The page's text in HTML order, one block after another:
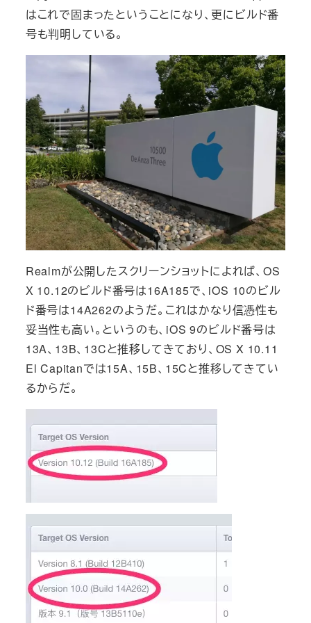
はこれで固まったということになり、更にビルド番
号も判明している。
Realmが公開したスクリーンショットによれば、OS
X 10.12のビルド番号は16A185で、iOS 10のビル
ド番号は14A262のようだ。これはかなり信憑性も
妥当性も高い。というのも、iOS 9のビルド番号は
13A、13B、13Cと推移してきており、OS X 10.11
El Capitanでは15A、15B、15Cと推移してきてい
るからだ。